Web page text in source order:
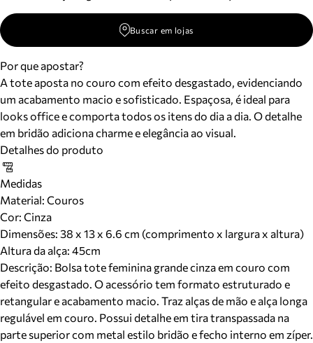
Buscar em lojas
Por que apostar?
A tote aposta no couro com efeito desgastado, evidenciando
um acabamento macio e sofisticado. Espaçosa, é ideal para
looks office e comporta todos os itens do dia a dia. O detalhe
em bridão adiciona charme e elegância ao visual.
Detalhes do produto
Medidas
Material: Couros
Cor: Cinza
Dimensões: 38 x 13 x 6.6 cm (comprimento x largura x altura)
Altura da alça: 45cm
Descrição: Bolsa tote feminina grande cinza em couro com
efeito desgastado. O acessório tem formato estruturado e
retangular e acabamento macio. Traz alças de mão e alça longa
regulável em couro. Possui detalhe em tira transpassada na
parte superior com metal estilo bridão e fecho interno em zíper.